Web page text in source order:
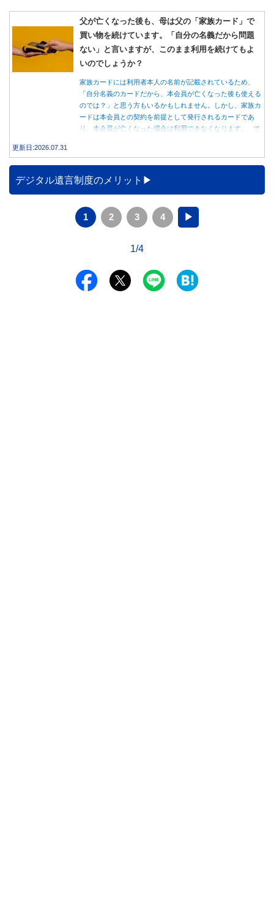
父が亡くなった後も、母は父の「家族カード」で
買い物を続けています。「自分の名義だから問題
ない」と言いますが、このまま利用を続けてもよ
いのでしょうか？
家族カードには利用者本人の名前が記載されているため、
「自分名義のカードだから、本会員が亡くなった後も使える
のでは？」と思う方もいるかもしれません。しかし、家族カ
ードは本会員との契約を前提として発行されるカードであ
り、本会員が亡くなった場合は利用できなくなります。 で
族が行うべき手続きについて分かりやすく解説します。
更新日:2026.07.31
デジタル遺言制度のメリット
1 2 3 4 ▶
1/4